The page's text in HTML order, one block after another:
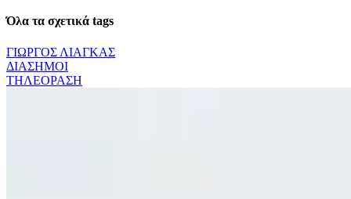
Όλα τα σχετικά tags
ΓΙΩΡΓΟΣ ΛΙΑΓΚΑΣ
ΔΙΑΣΗΜΟΙ
ΤΗΛΕΟΡΑΣΗ